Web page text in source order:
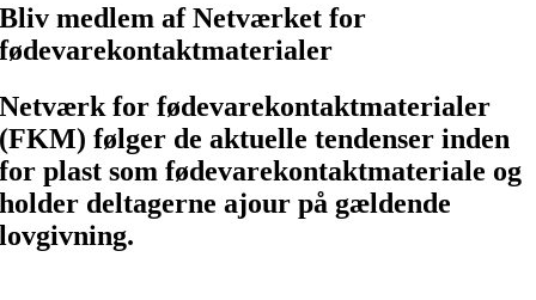
Bliv medlem af Netværket for
fødevarekontaktmaterialer
Netværk for fødevarekontaktmaterialer
(FKM) følger de aktuelle tendenser inden
for plast som fødevarekontaktmateriale og
holder deltagerne ajour på gældende
lovgivning.